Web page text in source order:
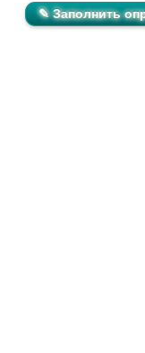
✎ Заполнить